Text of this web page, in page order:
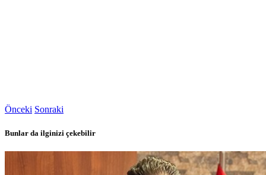
Önceki Sonraki
Bunlar da ilginizi çekebilir